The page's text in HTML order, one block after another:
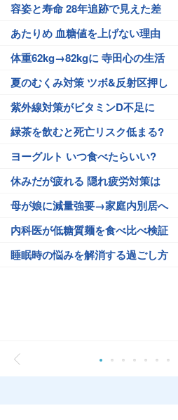
容姿と寿命 28年追跡で見えた差
あたりめ 血糖値を上げない理由
体重62kg→82kgに 寺田心の生活
夏のむくみ対策 ツボ&反射区押し
紫外線対策がビタミンD不足に
緑茶を飲むと死亡リスク低まる?
ヨーグルト いつ食べたらいい?
休みだが疲れる 隠れ疲労対策は
母が娘に減量強要→家庭内別居へ
内科医が低糖質麺を食べ比べ検証
睡眠時の悩みを解消する過ごし方